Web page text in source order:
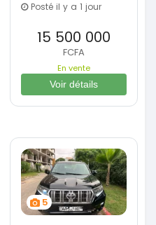
Posté il y a 1 jour
15 500 000
FCFA
En vente
Voir détails
5